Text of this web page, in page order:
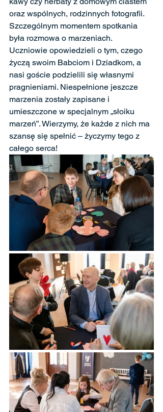
oraz wspólnych, rodzinnych fotografii.
Szczególnym momentem spotkania
była rozmowa o marzeniach.
Uczniowie opowiedzieli o tym, czego
życzą swoim Babciom i Dziadkom, a
nasi goście podzielili się własnymi
pragnieniami. Niespełnione jeszcze
marzenia zostały zapisane i
umieszczone w specjalnym „słoiku
marzeń”. Wierzymy, że każde z nich ma
szansę się spełnić – życzymy tego z
całego serca!